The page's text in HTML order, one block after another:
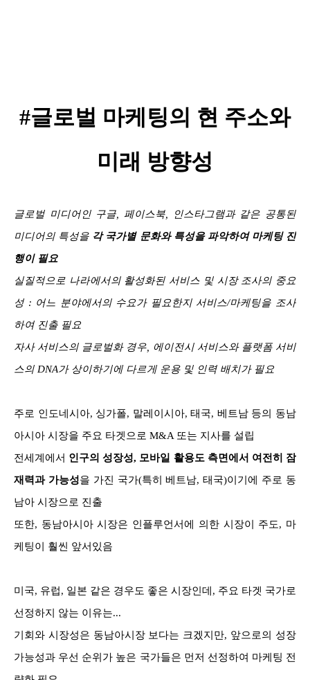
#글로벌 마케팅의 현 주소와
미래 방향성
글로벌 미디어인 구글, 페이스북, 인스타그램과 같은 공통된
미디어의 특성을 각 국가별 문화와 특성을 파악하여 마케팅 진
행이 필요
실질적으로 나라에서의 활성화된 서비스 및 시장 조사의 중요
성 : 어느 분야에서의 수요가 필요한지 서비스/마케팅을 조사
하여 진출 필요
자사 서비스의 글로벌화 경우, 에이전시 서비스와 플랫폼 서비
스의 DNA가 상이하기에 다르게 운용 및 인력 배치가 필요
주로 인도네시아, 싱가폴, 말레이시아, 태국, 베트남 등의 동남
아시아 시장을 주요 타겟으로 M&A 또는 지사를 설립
전세계에서 인구의 성장성, 모바일 활용도 측면에서 여전히 잠
재력과 가능성을 가진 국가(특히 베트남, 태국)이기에 주로 동
남아 시장으로 진출
또한, 동남아시아 시장은 인플루언서에 의한 시장이 주도, 마
케팅이 훨씬 앞서있음
미국, 유럽, 일본 같은 경우도 좋은 시장인데, 주요 타겟 국가로
선정하지 않는 이유는...
기회와 시장성은 동남아시장 보다는 크겠지만, 앞으로의 성장
가능성과 우선 순위가 높은 국가들은 먼저 선정하여 마케팅 전